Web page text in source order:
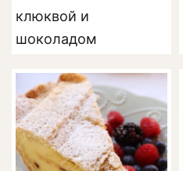
клюквой и
шоколадом